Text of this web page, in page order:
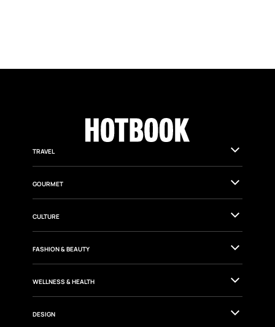
TRAVEL
GOURMET
CULTURE
FASHION & BEAUTY
WELLNESS & HEALTH
DESIGN